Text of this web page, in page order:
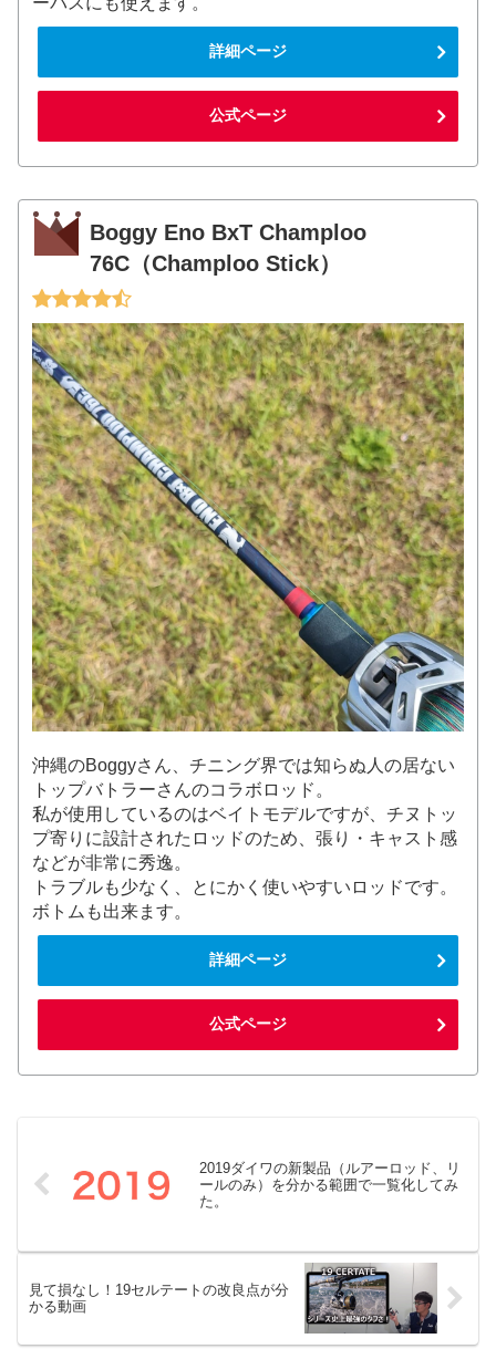
詳細ページ
公式ページ
Boggy Eno BxT Champloo
76C（Champloo Stick）
沖縄のBoggyさん、チニング界では知らぬ人の居ない
トップバトラーさんのコラボロッド。
私が使用しているのはベイトモデルですが、チヌトッ
プ寄りに設計されたロッドのため、張り・キャスト感
などが非常に秀逸。
トラブルも少なく、とにかく使いやすいロッドです。
ボトムも出来ます。
詳細ページ
公式ページ
2019ダイワの新製品（ルアーロッド、リ
ールのみ）を分かる範囲で一覧化してみ
た。
見て損なし！19セルテートの改良点が分
かる動画